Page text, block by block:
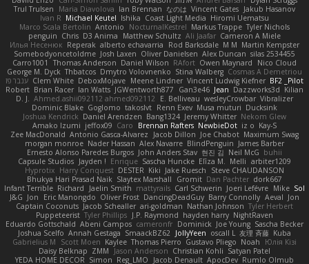
Trul Trulsen
Maria Diavolova Ian Brennan なのは Vincent Gates Jakub Hasanov
Ivan R Michael Keutel Ishika Coast Light Media Hiromi Uematsu
Marco Scala Bertolin Antonio NocturnalKestrel Markus Trappe Tyler Nichols
penguin Chris D3 Anima Matthew Schultz Ali Jaafar Cameron A Miele
Илья Несенюк Reperak alberto echavarria Rod Barksdale M M Martin Kempster
Somebodyoncetoldme Josh Laxen Oliver Danielsen Alex Duncan silas 2534455
Carro1001
Thomas Anderson Daniel Wilson RAfort Owen Maynard
Nico Cloud
George M. Dyck Thbatcos Dmytro Volovnenko Stina Walberg Cosmas A Demetriou
ענבר פז Clem White DeboxMojave Meene Lindner Vincent Ludwig Kiefner BF2 _Pilot
Robert Brian Racer Ian Watts JGWentworth877 Gan3e46 Jean Dazzworks3d Kilian
D. J. Ahmed.ashii092112 ahmed092112 E. Belliveau wesleyCrowbar Vibralizer
Dominic Blake Goglomo takoslvt Renn Exev Musa muturi Ducksink
Joshua Kendrick Daniel Arendzen Bang1324 Jeremy Whitter Nekom Glew
Amako Izumi jeffox09 Caro Brennan Rafters NewbieDot iz o Kay-S
Zee MacDonald Antonio Gasca-Alvarez Jacob Dillon Joe Chabot Maximum Swag
morgan monroe Nader Hassan Alex Navarre BlindPenguin James Barber
Ernesto Alonso Paredes Burgos John Anders Stav 현진 김 Neil McG buhii
Capsule Studios Jayden ! Enrique Sascha Huncke Elīza M. Melli arbiter1209
Hyprotix Harry Conquest DESTER Kiki Jake Ruesch
Steve CHAUDANSON
Bhukya Hari Prasad Naik Slaytex Marshall Gromit Dan Pachter dork667
Infant Terrible Richard Jaelin Smith mattyrails Carl Schwerin Joeri Lefévre Mike Sol
J&G Jon Eric Manongdo Oliver Frost DancingDeadGuy Barry Connolly Aeval Jon
Captain Coconuts Jacob Schealler ari-goldman Nathan Johnson Tyler Herbert
Puppeteerist Tyler Phillips J.P. Raymond hayden harry NightRaven
Eduardo Gottschald Abeni Campos cameronfr Dominick Joe Young Sascha Becker
Joshua Scelfo Annah Gestaga SmaackBZ62 JollyYeen oscall L 友理 斉藤 Kuba
Gabrielius M
Scott Moen Kaylee Thomas Pierro Gustavo Pliego Noah
Юлія Кізі
Daisy Belknap ZMM Jason Anderson Christian Kohli Satyan Patel
YEDA HOME DECOR Simon Reg_LMO Jacob Denault ApocDev Rumlo Olmub